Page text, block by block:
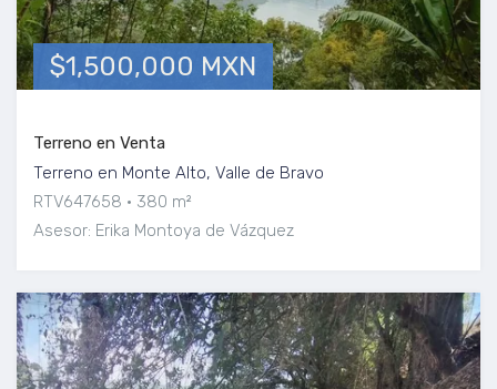
$1,500,000 MXN
Terreno en Venta
Terreno en Monte Alto, Valle de Bravo
RTV647658
380 m²
Asesor: Erika Montoya de Vázquez